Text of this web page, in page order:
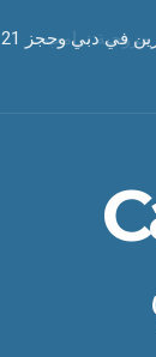
وحجز 21 طنا كوكايين
مروحية ترامب